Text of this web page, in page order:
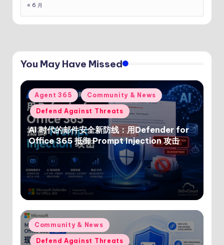
« 6 月
You May Have Missed
Posted
in
Agent 365 Community & News
Defend Against Threats
AI 时代的邮件安全新防线：用Defender for
Office 365 抵御 Prompt Injection 攻击
Posted
in
Community & News
Defend Against Threats